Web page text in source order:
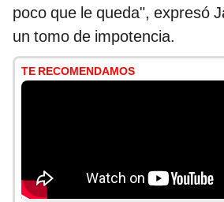
poco que le queda", expresó
un tomo de impotencia.
TE RECOMENDAMOS